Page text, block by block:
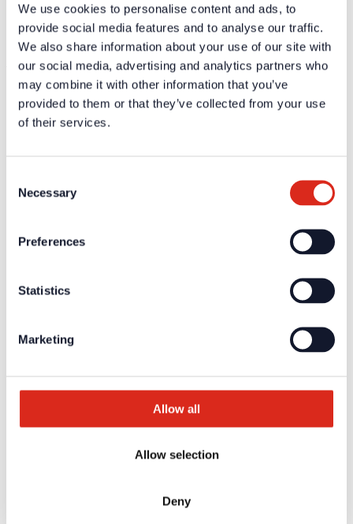
We use cookies to personalise content and ads, to
provide social media features and to analyse our traffic.
We also share information about your use of our site with
our social media, advertising and analytics partners who
may combine it with other information that you’ve
provided to them or that they’ve collected from your use
of their services.
Selection
Necessary
Preferences
Statistics
Marketing
Allow all
Allow selection
Deny
Für die persönlichen Login-Datenist eine einmalige
Registrierung erforderlich.
Ausschreibungstexte
Weiterführende Informationen und Downloads zu unseren
Produkten und Dienstleistungen sind in dem geschützten
Partnerbereich verfügbar.
Unsere Philosophie
Karriere
Brandmeldetechnik BWA/BMA
Service
Überblick
Training/Seminare
Registrierung als Neukunde
Kundenservice & Hotline